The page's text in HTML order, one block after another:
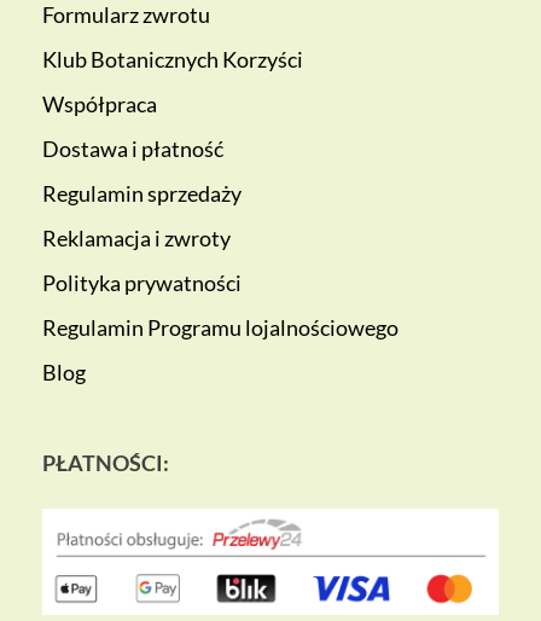
Formularz zwrotu
Klub Botanicznych Korzyści
Współpraca
Dostawa i płatność
Regulamin sprzedaży
Reklamacja i zwroty
Polityka prywatności
Regulamin Programu lojalnościowego
Blog
PŁATNOŚCI: